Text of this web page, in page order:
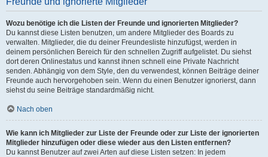
Wozu benötige ich die Listen der Freunde und ignorierten Mitglieder?
Du kannst diese Listen benutzen, um andere Mitglieder des Boards zu
verwalten. Mitglieder, die du deiner Freundesliste hinzufügst, werden in
deinem persönlichen Bereich für den schnellen Zugriff aufgelistet. Du siehst
dort deren Onlinestatus und kannst ihnen schnell eine Private Nachricht
senden. Abhängig von dem Style, den du verwendest, können Beiträge deiner
Freunde auch hervorgehoben sein. Wenn du einen Benutzer ignorierst, dann
siehst du seine Beiträge standardmäßig nicht.
Nach oben
Wie kann ich Mitglieder zur Liste der Freunde oder zur Liste der ignorierten
Mitglieder hinzufügen oder diese wieder aus den Listen entfernen?
Du kannst Benutzer auf zwei Arten auf diese Listen setzen: In jedem